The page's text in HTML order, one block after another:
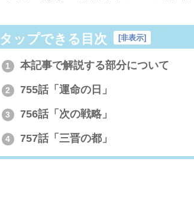
タップできる目次 [非表示]
1 本記事で解説する部分について
2 755話「運命の日」
3 756話「次の戦略」
4 757話「三晋の都」